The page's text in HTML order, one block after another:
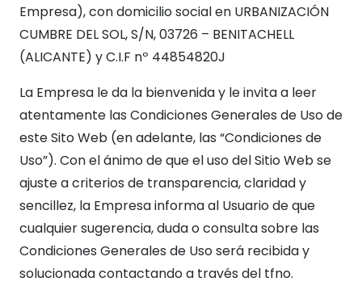
Empresa), con domicilio social en URBANIZACIÓN
CUMBRE DEL SOL, S/N, 03726 – BENITACHELL
(ALICANTE) y C.I.F nº 44854820J
La Empresa le da la bienvenida y le invita a leer
atentamente las Condiciones Generales de Uso de
este Sito Web (en adelante, las “Condiciones de
Uso”). Con el ánimo de que el uso del Sitio Web se
ajuste a criterios de transparencia, claridad y
sencillez, la Empresa informa al Usuario de que
cualquier sugerencia, duda o consulta sobre las
Condiciones Generales de Uso será recibida y
solucionada contactando a través del tfno.